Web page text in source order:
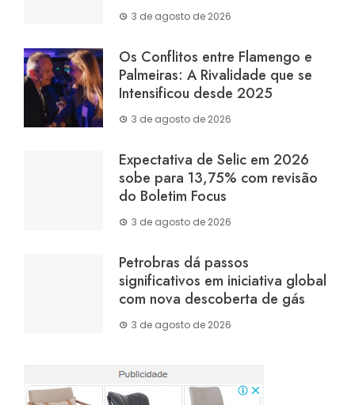
3 de agosto de 2026
Os Conflitos entre Flamengo e
Palmeiras: A Rivalidade que se
Intensificou desde 2025
3 de agosto de 2026
Expectativa de Selic em 2026
sobe para 13,75% com revisão
do Boletim Focus
3 de agosto de 2026
Petrobras dá passos
significativos em iniciativa global
com nova descoberta de gás
3 de agosto de 2026